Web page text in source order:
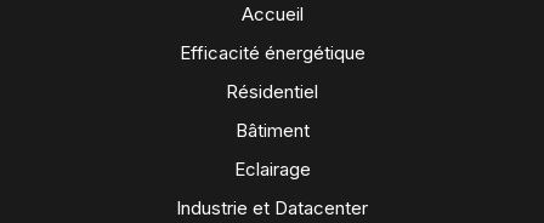
Accueil
Efficacité énergétique
Résidentiel
Bâtiment
Eclairage
Industrie et Datacenter